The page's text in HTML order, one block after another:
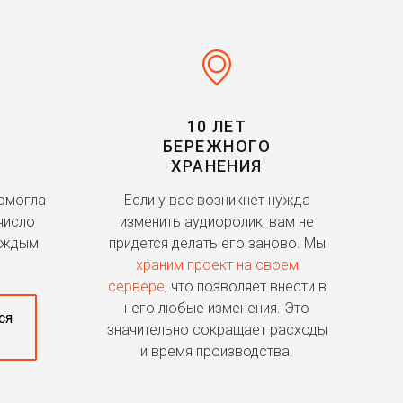
10 ЛЕТ
БЕРЕЖНОГО
ХРАНЕНИЯ
Если у вас возникнет нужда
изменить аудиоролик, вам не
придется делать его заново. Мы
храним проект на своем
сервере, что позволяет внести в
него любые изменения. Это
значительно сокращает расходы
и время производства.